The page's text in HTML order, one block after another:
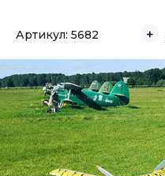
Артикул: 5682